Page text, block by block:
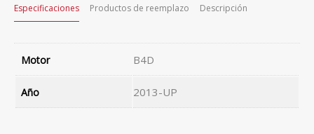
Especificaciones Productos de reemplazo Descripción
Motor B4D
Año 2013-UP